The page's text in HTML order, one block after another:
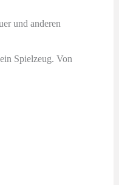
und anderen
Spielzeug. Von